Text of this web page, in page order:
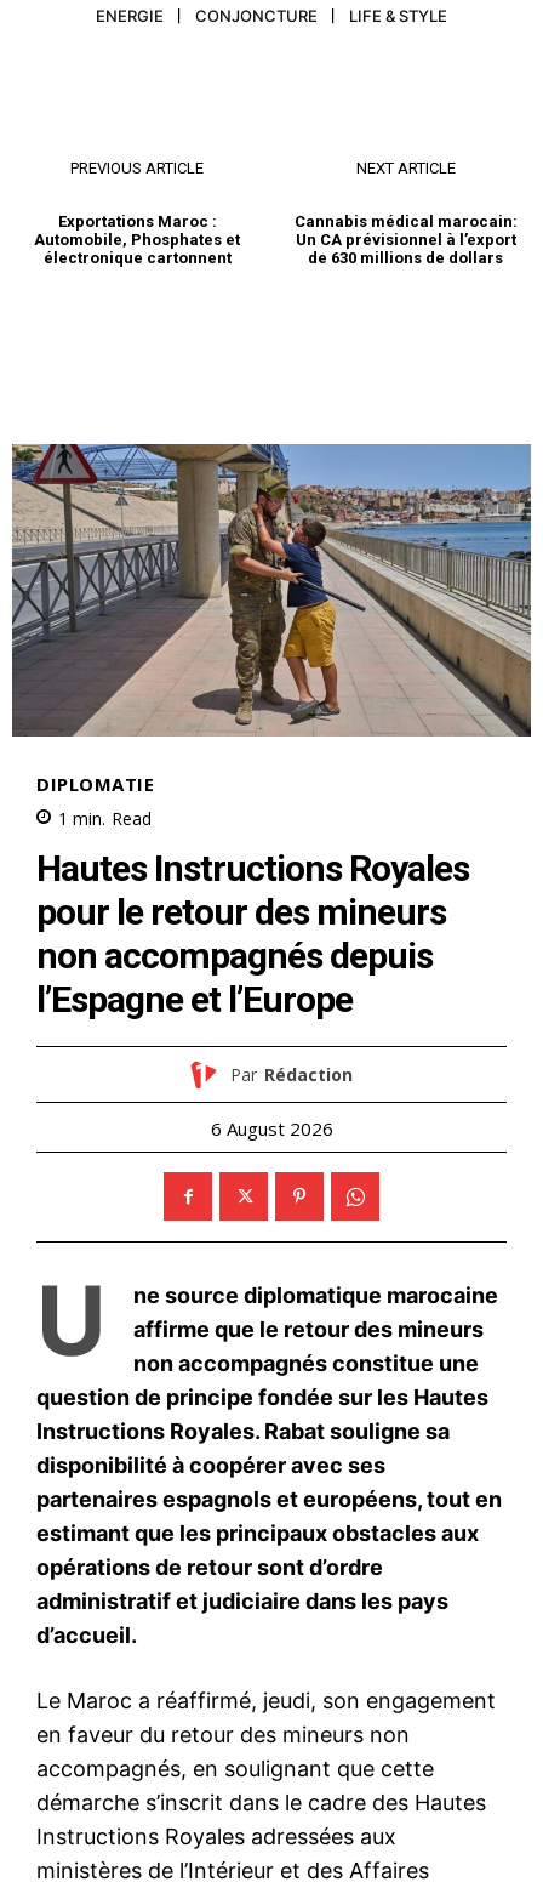
le1.ma
ENERGIE
CONJONCTURE LIFE & STYLE
PREVIOUS ARTICLE
Exportations Maroc :
Automobile, Phosphates et
électronique cartonnent
NEXT ARTICLE
Cannabis médical marocain:
Un CA prévisionnel à l’export
de 630 millions de dollars